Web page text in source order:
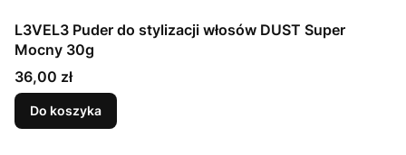
L3VEL3 Puder do stylizacji włosów DUST Super
Mocny 30g
Cena
36,00 zł
Do koszyka